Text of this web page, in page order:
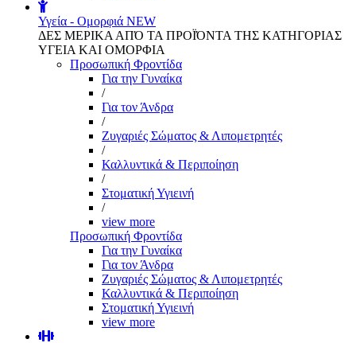
Υγεία - Ομορφιά NEW
ΔΕΣ ΜΕΡΙΚΑ ΑΠΌ ΤΑ ΠΡΟΪΌΝΤΑ ΤΗΣ ΚΑΤΗΓΟΡΙΑΣ
ΥΓΕΙΑ ΚΑΙ ΟΜΟΡΦΙΑ
Προσωπική Φροντίδα
Για την Γυναίκα
/
Για τον Άνδρα
/
Ζυγαριές Σώματος & Λιπομετρητές
/
Καλλυντικά & Περιποίηση
/
Στοματική Υγιεινή
/
view more
Προσωπική Φροντίδα
Για την Γυναίκα
Για τον Άνδρα
Ζυγαριές Σώματος & Λιπομετρητές
Καλλυντικά & Περιποίηση
Στοματική Υγιεινή
view more